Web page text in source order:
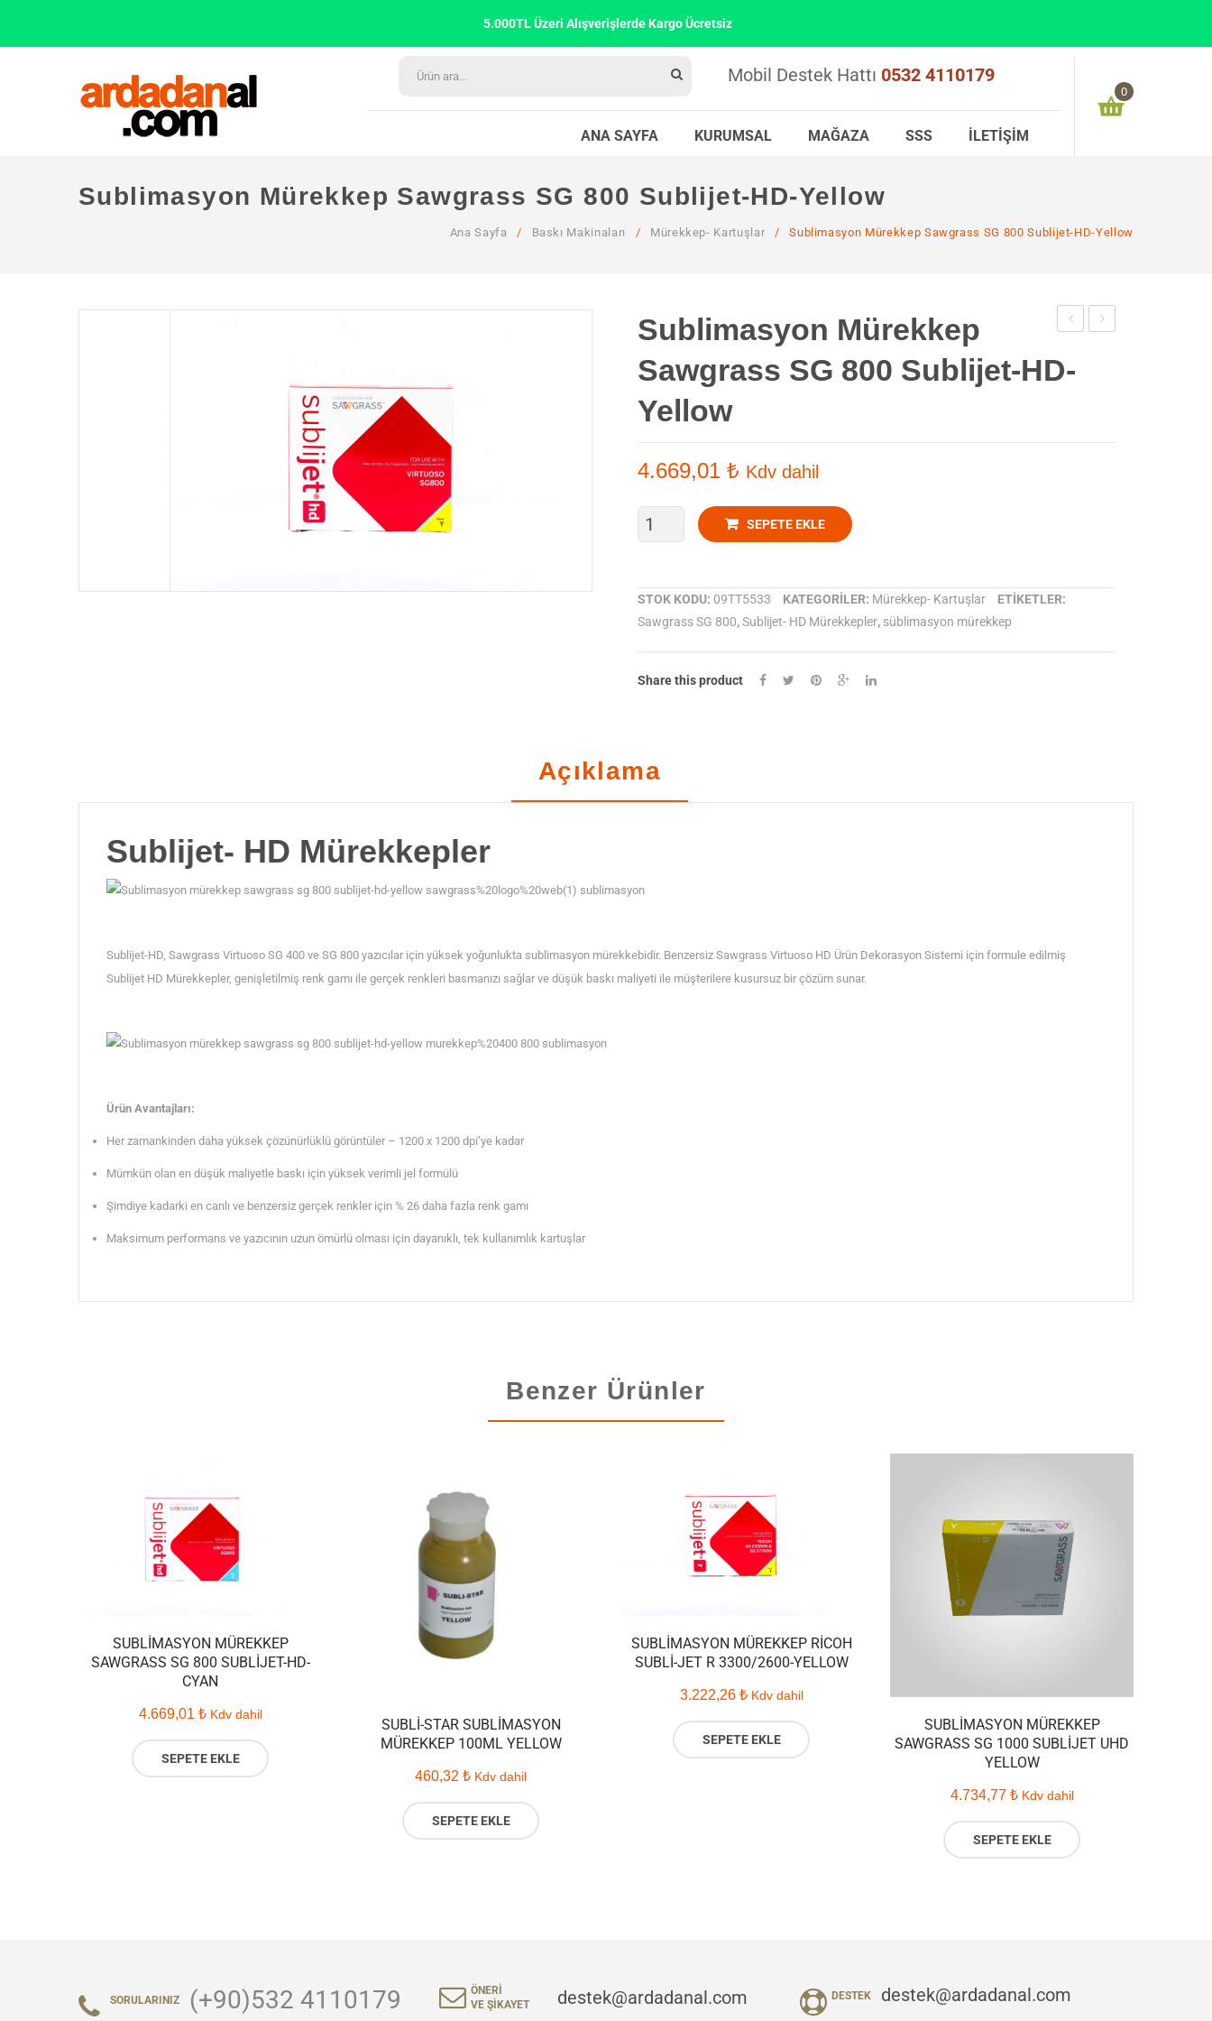
5.000TL Üzeri Alışverişlerde Kargo Ücretsiz
Mobil Destek Hattı 0532 4110179
ANA SAYFA KURUMSAL MAĞAZA SSS İLETIŞIM
0
Sublimasyon Mürekkep Sawgrass SG 800 Sublijet-HD-Yellow
Ana Sayfa / Baskı Makinaları / Mürekkep- Kartuşlar / Sublimasyon Mürekkep Sawgrass SG 800 Sublijet-HD-Yellow
Sawgrass
Sublijet-
R
Sublimasyon Mürekkep
Sawgrass SG 800 Sublijet-HD-
Yellow
4.669,01 ₺ Kdv dahil
Sublimasyon
Sawgrass
SG
Yellow
adet
SEPETE EKLE
STOK KODU: 09TT5533 KATEGORILER: Mürekkep- Kartuşlar
ETIKETLER:
Sawgrass SG 800,Sublijet- HD Mürekkepler, süblimasyon mürekkep
Share this product
Açıklama
Sublijet- HD Mürekkepler
Sublijet-HD, Sawgrass Virtuoso SG 400 ve SG 800 yazıcılar için yüksek yoğunlukta sublimasyon mürekkebidir. Benzersiz Sawgrass Virtuoso HD Ürün Dekorasyon Sistemi için formule edilmiş
Sublijet HD Mürekkepler, genişletilmiş renk gamı ile gerçek renkleri basmanızı sağlar ve düşük baskı maliyeti ile müşterilere kusursuz bir çözüm sunar.
Ürün Avantajları:
Her zamankinden daha yüksek çözünürlüklü görüntüler – 1200 x 1200 dpi’ye kadar
Mümkün olan en düşük maliyetle baskı için yüksek verimli jel formülü
Şimdiye kadarki en canlı ve benzersiz gerçek renkler için % 26 daha fazla renk gamı
Maksimum performans ve yazıcının uzun ömürlü olması için dayanıklı, tek kullanımlık kartuşlar
Benzer Ürünler
SUBLIMASYON MÜREKKEP
SAWGRASS SG 800 SUBLIJET-HD-
CYAN
4.669,01 ₺ Kdv dahil
SEPETE EKLE
SUBLI-STAR SUBLIMASYON
MÜREKKEP 100ML YELLOW
460,32 ₺ Kdv dahil
SEPETE EKLE
SUBLIMASYON MÜREKKEP RICOH
SUBLI-JET R 3300/2600-YELLOW
3.222,26 ₺ Kdv dahil
SEPETE EKLE
SUBLIMASYON MÜREKKEP
SAWGRASS SG 1000 SUBLIJET UHD
YELLOW
4.734,77 ₺ Kdv dahil
SEPETE EKLE
SORULARINIZ (+90)532 4110179
ÖNERI
VE ŞIKAYET
destek@ardadanal.com DESTEK destek@ardadanal.com